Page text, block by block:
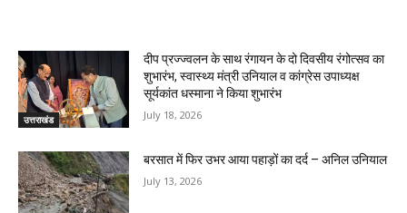
उत्तराखंड
दीप प्रज्ज्वलन के साथ रंगायन के दो दिवसीय रंगोत्सव का
शुभारंभ, स्वास्थ्य मंत्री उनियाल व कांग्रेस उपाध्यक्ष
सूर्यकांत धस्माना ने किया शुभारंभ
July 18, 2026
बरसात में फिर उभर आया पहाड़ों का दर्द – अनिल उनियाल
July 13, 2026